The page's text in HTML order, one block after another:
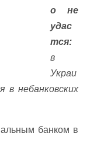
о не
удас
тся:
в
Украи
в небанковских
банком в